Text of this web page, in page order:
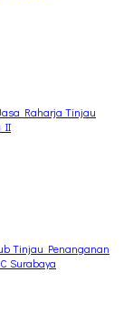
Raharja Tinjau
II
Tinjau Penanganan
Surabaya